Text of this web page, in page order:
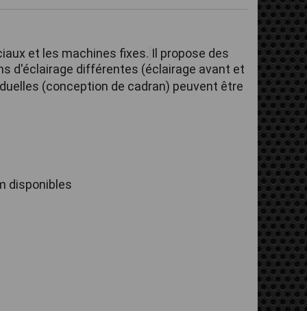
et les machines fixes. Il propose des
d'éclairage différentes (éclairage avant et
(conception de cadran) peuvent être
disponibles